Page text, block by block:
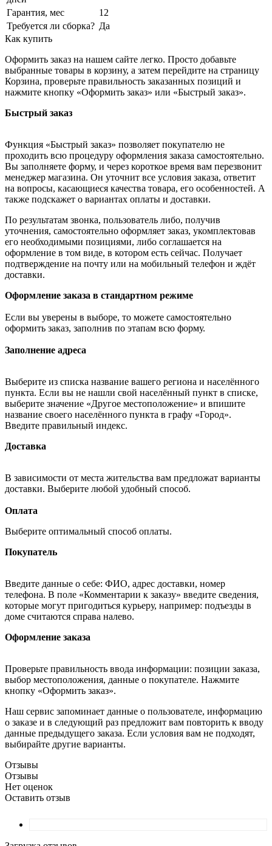
Гарантия, мес
12
Требуется ли сборка? Да
Как купить
Оформить заказ на нашем сайте легко. Просто добавьте
выбранные товары в корзину, а затем перейдите на страницу
Корзина, проверьте правильность заказанных позиций и
нажмите кнопку «Оформить заказ» или «Быстрый заказ».
Быстрый заказ
Функция «Быстрый заказ» позволяет покупателю не
проходить всю процедуру оформления заказа самостоятельно.
Вы заполняете форму, и через короткое время вам перезвонит
менеджер магазина. Он уточнит все условия заказа, ответит
на вопросы, касающиеся качества товара, его особенностей. А
также подскажет о вариантах оплаты и доставки.
По результатам звонка, пользователь либо, получив
уточнения, самостоятельно оформляет заказ, укомплектовав
его необходимыми позициями, либо соглашается на
оформление в том виде, в котором есть сейчас. Получает
подтверждение на почту или на мобильный телефон и ждёт
доставки.
Оформление заказа в стандартном режиме
Если вы уверены в выборе, то можете самостоятельно
оформить заказ, заполнив по этапам всю форму.
Заполнение адреса
Выберите из списка название вашего региона и населённого
пункта. Если вы не нашли свой населённый пункт в списке,
выберите значение «Другое местоположение» и впишите
название своего населённого пункта в графу «Город».
Введите правильный индекс.
Доставка
В зависимости от места жительства вам предложат варианты
доставки. Выберите любой удобный способ.
Оплата
Выберите оптимальный способ оплаты.
Покупатель
Введите данные о себе: ФИО, адрес доставки, номер
телефона. В поле «Комментарии к заказу» введите сведения,
которые могут пригодиться курьеру, например: подъезды в
доме считаются справа налево.
Оформление заказа
Проверьте правильность ввода информации: позиции заказа,
выбор местоположения, данные о покупателе. Нажмите
кнопку «Оформить заказ».
Наш сервис запоминает данные о пользователе, информацию
о заказе и в следующий раз предложит вам повторить к вводу
данные предыдущего заказа. Если условия вам не подходят,
выбирайте другие варианты.
Отзывы
Отзывы
Нет оценок
Оставить отзыв